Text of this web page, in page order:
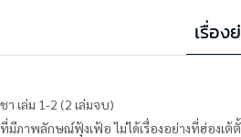
เรื่อง
เล่ม 1-2 (2 เล่มจบ)
มีภาพลักษณ์ฟุ้งเฟ้อ ไม่ได้เรื่องอย่างที่ฮ่องเต้